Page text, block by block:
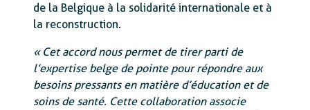
de la Belgique à la solidarité internationale et à
la reconstruction.
« Cet accord nous permet de tirer parti de
l’expertise belge de pointe pour répondre aux
besoins pressants en matière d’éducation et de
soins de santé. Cette collaboration associe